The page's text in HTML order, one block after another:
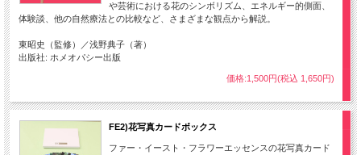
や芸術における花のシンボリズム、エネルギー的側面、
体験談、他の自然療法との比較など、さまざまな観点から解説。
東昭史（監修）／浅野典子（著）
出版社: ホメオパシー出版
価格:1,500円(税込 1,650円)
FE2)花写真カードボックス
ファー・イースト・フラワーエッセンスの花写真カード